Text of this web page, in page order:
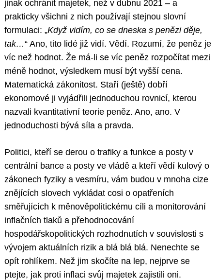
jinak ochránit majetek, než v dubnu 2021 – a
prakticky všichni z nich používají stejnou slovní
formulaci: „Když vidím, co se dneska s penězi děje,
tak…“ Ano, tito lidé již vidí. Vědí. Rozumí, že peněz je
víc než hodnot. Že má-li se víc peněz rozpočítat mezi
méně hodnot, výsledkem musí být vyšší cena.
Matematická zákonitost. Staří (ještě) dobří
ekonomové ji vyjádřili jednoduchou rovnicí, kterou
nazvali kvantitativní teorie peněz. Ano, ano. V
jednoduchosti bývá síla a pravda.
Politici, kteří se derou o trafiky a funkce a posty v
centrální bance a posty ve vládě a kteří vědí kulový o
zákonech fyziky a vesmíru, vám budou v mnoha cize
znějících slovech vykládat cosi o opatřeních
směřujících k měnověpolitickému cíli a monitorování
inflačních tlaků a přehodnocování
hospodářskopolitických rozhodnutích v souvislosti s
vývojem aktuálních rizik a blá blá blá. Nenechte se
opít rohlíkem. Než jim skočíte na lep, nejprve se
ptejte, jak proti inflaci svůj majetek zajistili oni.